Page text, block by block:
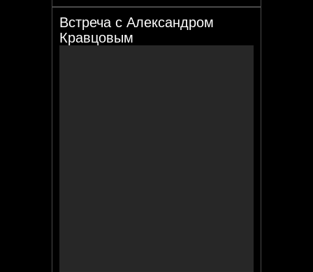
Встреча с Александром
Кравцовым
НОЯБРЬ